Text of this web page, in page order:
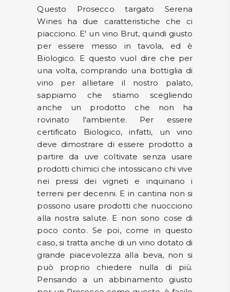
Questo Prosecco targato Serena
Wines ha due caratteristiche che ci
piacciono. E' un vino Brut, quindi giusto
per essere messo in tavola, ed è
Biologico. E questo vuol dire che per
una volta, comprando una bottiglia di
vino per allietare il nostro palato,
sappiamo che stiamo scegliendo
anche un prodotto che non ha
rovinato l'ambiente. Per essere
certificato Biologico, infatti, un vino
deve dimostrare di essere prodotto a
partire da uve coltivate senza usare
prodotti chimici che intossicano chi vive
nei pressi dei vigneti e inquinano i
terreni per decenni. E in cantina non si
possono usare prodotti che nuocciono
alla nostra salute. E non sono cose di
poco conto. Se poi, come in questo
caso, si tratta anche di un vino dotato di
grande piacevolezza alla beva, non si
può proprio chiedere nulla di più.
Pensando a un abbinamento giusto